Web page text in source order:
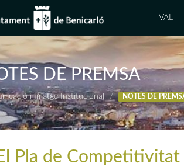
VAL
DE PREMSA
i Imatge Institucional NOTES DE
Pla de